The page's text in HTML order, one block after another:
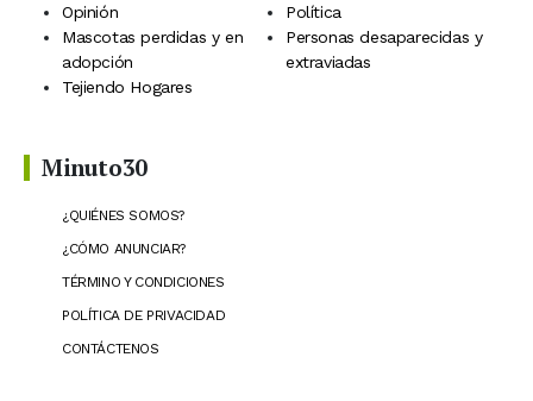
Opinión
Política
Mascotas perdidas y en
adopción
Personas desaparecidas y
extraviadas
Tejiendo Hogares
Minuto30
¿QUIÉNES SOMOS?
¿CÓMO ANUNCIAR?
TÉRMINO Y CONDICIONES
POLÍTICA DE PRIVACIDAD
CONTÁCTENOS